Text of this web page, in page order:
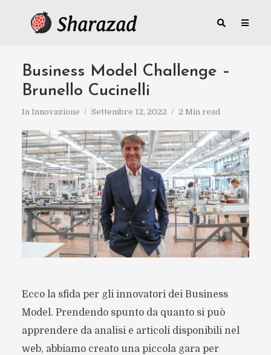
Business Model Challenge –
Brunello Cucinelli
In Innovazione Settembre 12, 2022 2 Min read
Ecco la sfida per gli innovatori dei Business
Model. Prendendo spunto da quanto si può
apprendere da analisi e articoli disponibili nel
web, abbiamo creato una piccola gara per